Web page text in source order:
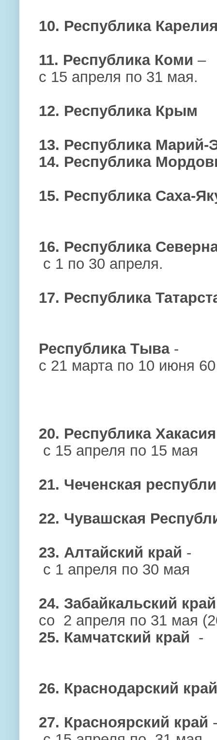
10. Республика
11. Республика Коми –
с 15 апреля по 31 мая.
12. Республика Крым
13. Республика Марий-
14. Республика
15. Республика Саха-
16. Республика
с 1 по 30 апреля.
17. Республика
Республика Тыва -
с 21 марта по 10 июня
20. Республика
с 15 апреля по 15 мая
21. Чеченская
22. Чувашская
23. Алтайский край -
с 1 апреля по 30 мая
24. Забайкальский край
со 2 апреля по 31 мая
25. Камчатский край -
26. Краснодарский край
27. Красноярский край -